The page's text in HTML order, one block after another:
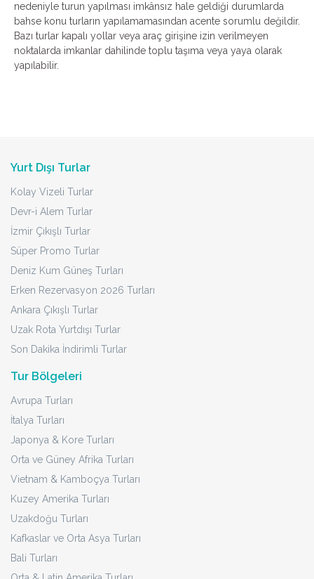
nedeniyle turun yapılması imkânsız hale geldiği durumlarda
bahse konu turların yapılamamasından acente sorumlu değildir.
Bazı turlar kapalı yollar veya araç girişine izin verilmeyen
noktalarda imkanlar dahilinde toplu taşıma veya yaya olarak
yapılabilir.
Yurt Dışı Turlar
Kolay Vizeli Turlar
Devr-i Alem Turlar
İzmir Çıkışlı Turlar
Süper Promo Turlar
Deniz Kum Güneş Turları
Erken Rezervasyon 2026 Turları
Ankara Çıkışlı Turlar
Uzak Rota Yurtdışı Turlar
Son Dakika İndirimli Turlar
Tur Bölgeleri
Avrupa Turları
İtalya Turları
Japonya & Kore Turları
Orta ve Güney Afrika Turları
Vietnam & Kamboçya Turları
Kuzey Amerika Turları
Uzakdoğu Turları
Kafkaslar ve Orta Asya Turları
Bali Turları